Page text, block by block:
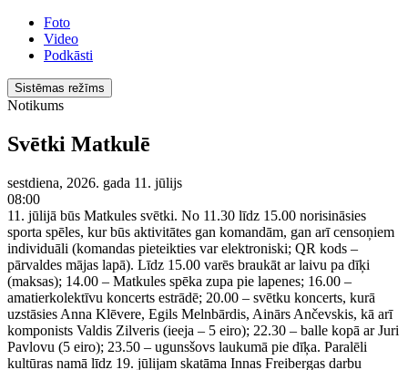
Foto
Video
Podkāsti
Sistēmas režīms
Notikums
Svētki Matkulē
sestdiena, 2026. gada 11. jūlijs
08:00
11. jūlijā būs Matkules svētki. No 11.30 līdz 15.00 norisināsies
sporta spēles, kur būs aktivitātes gan komandām, gan arī censoņiem
individuāli (komandas pieteikties var elektroniski; QR kods –
pārvaldes mājas lapā). Līdz 15.00 varēs braukāt ar laivu pa dīķi
(maksas); 14.00 – Matkules spēka zupa pie lapenes; 16.00 –
amatierkolektīvu koncerts estrādē; 20.00 – svētku koncerts, kurā
uzstāsies Anna Klēvere, Egils Melnbārdis, Ainārs Ančevskis, kā arī
komponists Valdis Zilveris (ieeja – 5 eiro); 22.30 – balle kopā ar Juri
Pavlovu (5 eiro); 23.50 – ugunsšovs laukumā pie dīķa. Paralēli
kultūras namā līdz 19. jūlijam skatāma Innas Freibergas darbu